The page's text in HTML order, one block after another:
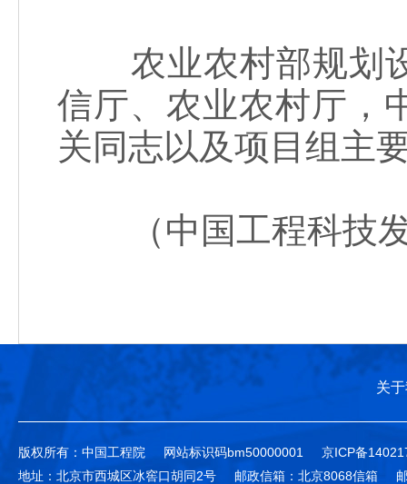
农业农村部规划设
信厅、农业农村厅，
关同志以及项目组主
（中国工程科技发
关
版权所有：中国工程院 网站标识码bm50000001
京ICP备
地址：北京市西城区冰窖口胡同2号
邮政信箱：北京8068信箱